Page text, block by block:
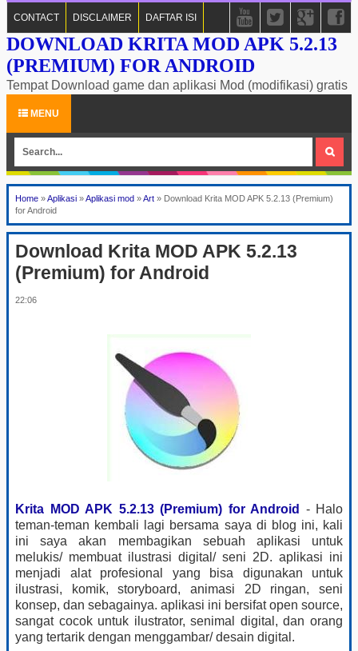
CONTACT DISCLAIMER DAFTAR ISI
DOWNLOAD KRITA MOD APK 5.2.13
(PREMIUM) FOR ANDROID
Tempat Download game dan aplikasi Mod (modifikasi) gratis
MENU
Home »Aplikasi »Aplikasi mod »Art » Download Krita MOD APK 5.2.13 (Premium)
for Android
Download Krita MOD APK 5.2.13
(Premium) for Android
22:06
Krita MOD APK 5.2.13 (Premium) for Android
- Halo
teman-teman kembali lagi bersama saya di blog ini, kali
ini saya akan membagikan sebuah aplikasi untuk
melukis/ membuat ilustrasi digital/ seni 2D. aplikasi ini
menjadi alat profesional yang bisa digunakan untuk
ilustrasi, komik, storyboard, animasi 2D ringan, seni
konsep, dan sebagainya. aplikasi ini bersifat open source,
sangat cocok untuk ilustrator, senimal digital, dan orang
yang tertarik dengan menggambar/ desain digital.